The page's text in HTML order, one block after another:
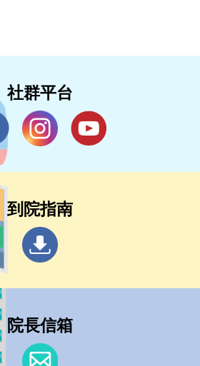
社群平台
到院指南
院長信箱